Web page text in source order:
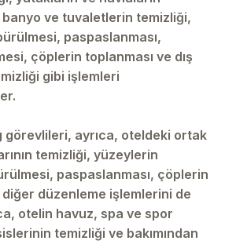
ve tuvaletlerin temizliği,
paspaslanması,
çöplerin toplanması ve dış
gibi işlemleri
görevlileri, ayrıca, oteldeki ortak
temizliği, yüzeylerin
paspaslanması, çöplerin
diğer düzenleme işlemlerini de
otelin havuz, spa ve spor
temizliği ve bakımından